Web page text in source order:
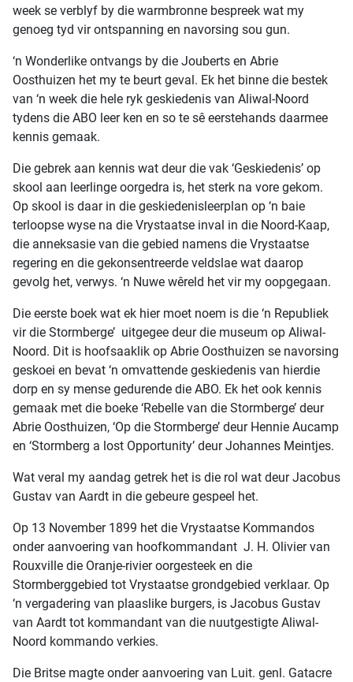
week se verblyf by die warmbronne bespreek wat my
genoeg tyd vir ontspanning en navorsing sou gun.
‘n Wonderlike ontvangs by die Jouberts en Abrie
Oosthuizen het my te beurt geval. Ek het binne die bestek
van ‘n week die hele ryk geskiedenis van Aliwal-Noord
tydens die ABO leer ken en so te sê eerstehands daarmee
kennis gemaak.
Die gebrek aan kennis wat deur die vak ‘Geskiedenis’ op
skool aan leerlinge oorgedra is, het sterk na vore gekom.
Op skool is daar in die geskiedenisleerplan op ‘n baie
terloopse wyse na die Vrystaatse inval in die Noord-Kaap,
die anneksasie van die gebied namens die Vrystaatse
regering en die gekonsentreerde veldslae wat daarop
gevolg het, verwys. ‘n Nuwe wêreld het vir my oopgegaan.
Die eerste boek wat ek hier moet noem is die ‘n Republiek
vir die Stormberge’ uitgegee deur die museum op Aliwal-
Noord. Dit is hoofsaaklik op Abrie Oosthuizen se navorsing
geskoei en bevat ‘n omvattende geskiedenis van hierdie
dorp en sy mense gedurende die ABO. Ek het ook kennis
gemaak met die boeke ‘Rebelle van die Stormberge’ deur
Abrie Oosthuizen, ‘Op die Stormberge’ deur Hennie Aucamp
en ‘Stormberg a lost Opportunity’ deur Johannes Meintjes.
Wat veral my aandag getrek het is die rol wat deur Jacobus
Gustav van Aardt in die gebeure gespeel het.
Op 13 November 1899 het die Vrystaatse Kommandos
onder aanvoering van hoofkommandant J. H. Olivier van
Rouxville die Oranje-rivier oorgesteek en die
Stormberggebied tot Vrystaatse grondgebied verklaar. Op
‘n vergadering van plaaslike burgers, is Jacobus Gustav
van Aardt tot kommandant van die nuutgestigte Aliwal-
Noord kommando verkies.
Die Britse magte onder aanvoering van Luit. genl. Gatacre